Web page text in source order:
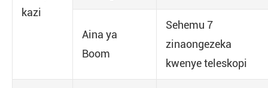
kazi
Aina ya
Boom
Sehemu 7
zinaongezeka
kwenye teleskopi